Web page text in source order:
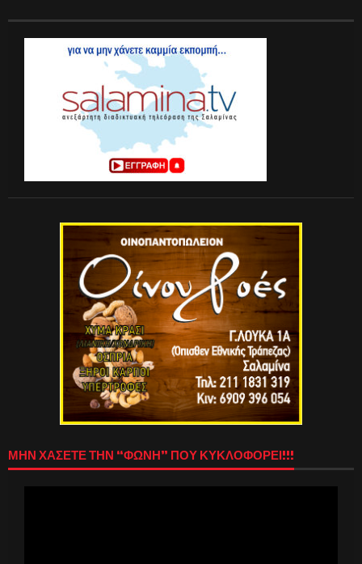
ΜΗΝ ΧΑΣΕΤΕ ΤΗΝ “ΦΩΝΗ” ΠΟΥ ΚΥΚΛΟΦΟΡΕΙ!!!